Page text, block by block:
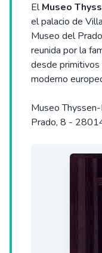
ElMuseo
el palacio de
Museo del
reunida por la
desde
moderno
Museo
Prado, 8 -